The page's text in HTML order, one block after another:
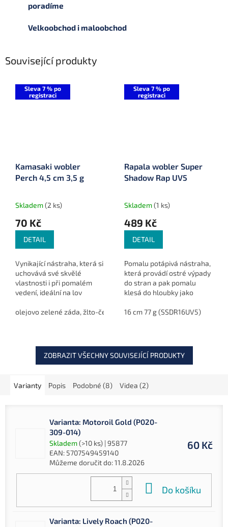
poradíme
Velkoobchod i maloobchod
Související produkty
Sleva 7 % po
registraci
Kamasaki wobler
Perch 4,5 cm 3,5 g
Skladem(2 ks)
70 Kč
DETAIL
Vynikající nástraha, která si
uchovává své skvělé
vlastnosti i při pomalém
vedení, ideální na lov
ryb.
olejovo zelené záda, žlto-červené břicho (87205502) zelená
Sleva 7 % po
registraci
Rapala wobler Super
Shadow Rap UV5
Skladem(1 ks)
489 Kč
DETAIL
Pomalu potápivá nástraha,
která provádí ostré výpady
do stran a pak pomalu
klesá do hloubky jako
16 cm 77 g (SSDR16UV5)
ZOBRAZIT VŠECHNY SOUVISEJÍCÍ PRODUKTY
Varianty Popis Podobné (8) Videa (2)
Varianta: Motoroil Gold (P020-
309-014)
Skladem(>10 ks) | 95877
EAN: 5707549459140
Můžeme doručit do:11.8.2026
60 Kč
Do košíku
Varianta: Lively Roach (P020-